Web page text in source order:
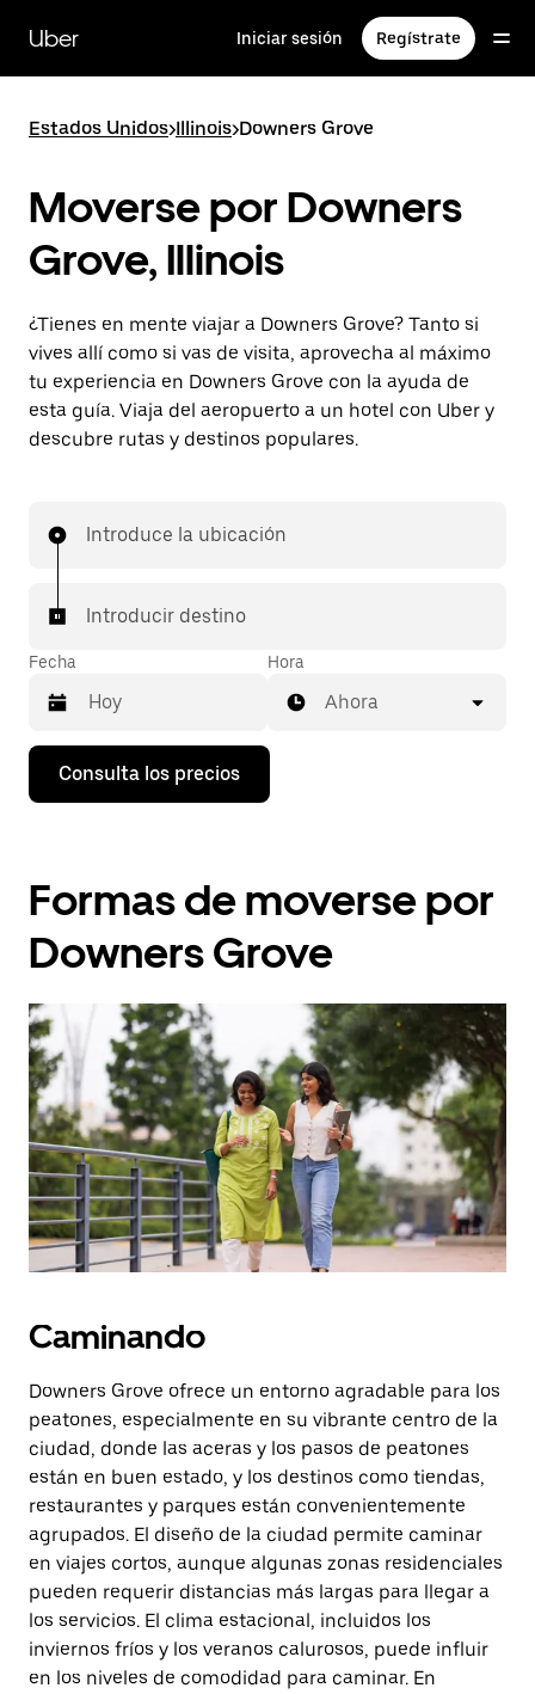
contenido
principal
Uber Iniciar sesión Regístrate
Estados Unidos>Illinois>Downers Grove
Moverse por Downers
Grove, Illinois
¿Tienes en mente viajar a Downers Grove? Tanto si
vives allí como si vas de visita, aprovecha al máximo
tu experiencia en Downers Grove con la ayuda de
esta guía. Viaja del aeropuerto a un hotel con Uber y
descubre rutas y destinos populares.
Introduce la ubicación
Introducir destino
Fecha
Pulsa
flecha
abrir
el
fecha.
Pulsa
el
botón
de
escape
para
cerrar
el
calendario.
Hora
Ahora
Consulta los precios
Formas de moverse por
Downers Grove
Caminando
Downers Grove ofrece un entorno agradable para los
peatones, especialmente en su vibrante centro de la
ciudad, donde las aceras y los pasos de peatones
están en buen estado, y los destinos como tiendas,
restaurantes y parques están convenientemente
agrupados. El diseño de la ciudad permite caminar
en viajes cortos, aunque algunas zonas residenciales
pueden requerir distancias más largas para llegar a
los servicios. El clima estacional, incluidos los
inviernos fríos y los veranos calurosos, puede influir
en los niveles de comodidad para caminar. En